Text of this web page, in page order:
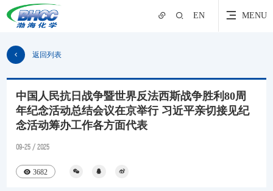
EN MENU
返回列表
中国人民抗日战争暨世界反法西斯战争胜利80周
年纪念活动总结会议在京举行 习近平亲切接见纪
念活动筹办工作各方面代表
09-25 / 2025
3682